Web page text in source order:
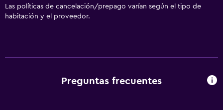
Las políticas de cancelación/prepago varían según el tipo de
habitación y el proveedor.
Preguntas frecuentes